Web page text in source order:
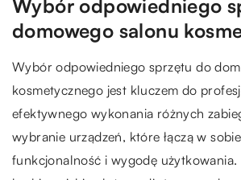
Wybór odpowiedniego
domowego salonu
Wybór odpowiedniego sprzętu do
kosmetycznego jest kluczem do
efektywnego wykonania różnych
wybranie urządzeń, które łączą w
funkcjonalność i wygodę użytkowania.